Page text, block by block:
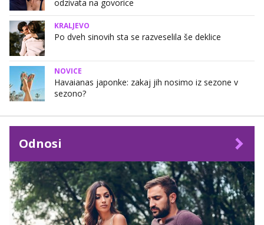
odzivata na govorice
KRALJEVO
Po dveh sinovih sta se razveselila še deklice
NOVICE
Havaianas japonke: zakaj jih nosimo iz sezone v
sezono?
Odnosi